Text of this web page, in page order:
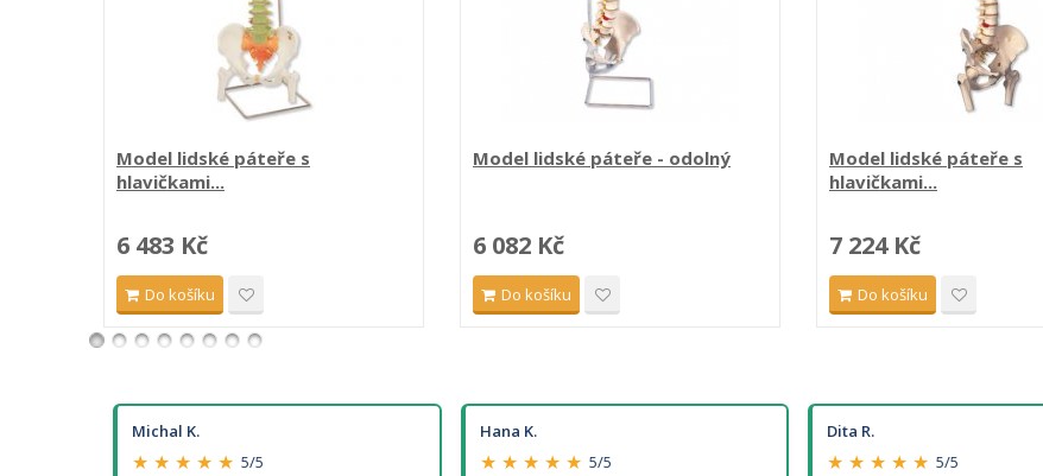
Model lidské páteře s
hlavičkami...
6 483 Kč
Do košíku
Model lidské páteře - odolný
6 082 Kč
Do košíku
Model lidské páteře s
hlavičkami...
7 224 Kč
Do košíku
Michal K.
★ ★ ★ ★ ★ 5/5
Hana K.
★ ★ ★ ★ ★ 5/5
Dita R.
★ ★ ★ ★ ★ 5/5